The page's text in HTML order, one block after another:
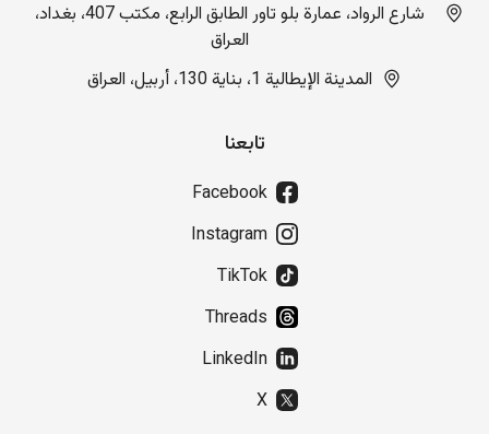
شارع الرواد، عمارة بلو تاور الطابق الرابع، مكتب 407، بغداد،
العراق
المدينة الإيطالية 1، بناية 130، أربيل، العراق
تابعنا
Facebook
Instagram
TikTok
Threads
LinkedIn
X